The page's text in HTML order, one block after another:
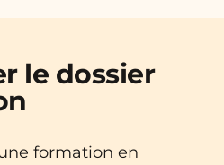
le dossier
formation en